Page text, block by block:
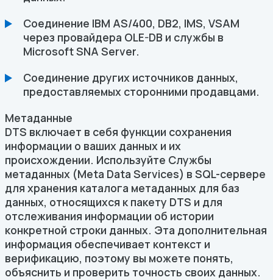
Соединение IBM AS/400, DB2, IMS, VSAM
через провайдера OLE-DB и службы в
Microsoft SNA Server.
Соединение других источников данных,
предоставляемых сторонними продавцами.
Метаданные
DTS включает в себя функции сохранения
информации о ваших данных и их
происхождении. Используйте Службы
метаданных (Meta Data Services) в SQL-сервере
для хранения каталога метаданных для баз
данных, относящихся к пакету DTS и для
отслеживания информации об истории
конкретной строки данных. Эта дополнительная
информация обеспечивает контекст и
верификацию, поэтому вы можете понять,
объяснить и проверить точность своих данных.